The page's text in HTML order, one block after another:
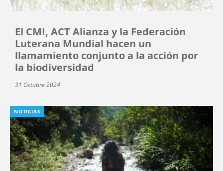
El CMI, ACT Alianza y la Federación
Luterana Mundial hacen un
llamamiento conjunto a la acción por
la biodiversidad
31 Octubre 2024
NOTICIAS